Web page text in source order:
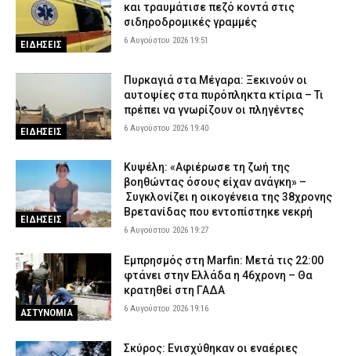
ΕΙΔΗΣΕΙΣ
και τραυμάτισε πεζό κοντά στις
σιδηροδρομικές γραμμές
6 Αυγούστου 2026 19:51
ΕΙΔΗΣΕΙΣ
Πυρκαγιά στα Μέγαρα: Ξεκινούν οι
αυτοψίες στα πυρόπληκτα κτίρια – Τι
πρέπει να γνωρίζουν οι πληγέντες
6 Αυγούστου 2026 19:40
ΕΙΔΗΣΕΙΣ
Κυψέλη: «Αφιέρωσε τη ζωή της
βοηθώντας όσους είχαν ανάγκη» –
Συγκλονίζει η οικογένεια της 38χρονης
Βρετανίδας που εντοπίστηκε νεκρή
6 Αυγούστου 2026 19:27
ΑΣΤΥΝΟΜΙΑ
Εμπρησμός στη Marfin: Μετά τις 22:00
φτάνει στην Ελλάδα η 46χρονη – Θα
κρατηθεί στη ΓΑΔΑ
6 Αυγούστου 2026 19:16
Σκύρος: Ενισχύθηκαν οι εναέριες